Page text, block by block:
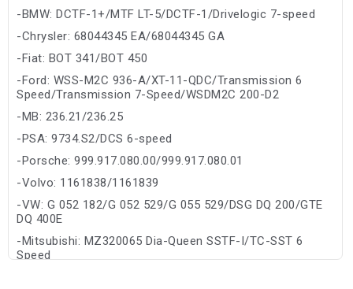
-BMW: DCTF-1+/MTF LT-5/DCTF-1/Drivelogic 7-speed
-Chrysler: 68044345 EA/68044345 GA
-Fiat: BOT 341/BOT 450
-Ford: WSS-M2C 936-A/XT-11-QDC/Transmission 6
Speed/Transmission 7-Speed/WSDM2C 200-D2
-MB: 236.21/236.25
-PSA: 9734.S2/DCS 6-speed
-Porsche: 999.917.080.00/999.917.080.01
-Volvo: 1161838/1161839
-VW: G 052 182/G 052 529/G 055 529/DSG DQ 200/GTE
DQ 400E
-Mitsubishi: MZ320065 Dia-Queen SSTF-I/TC-SST 6
Speed